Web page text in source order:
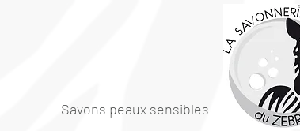
Savons peaux sensibles